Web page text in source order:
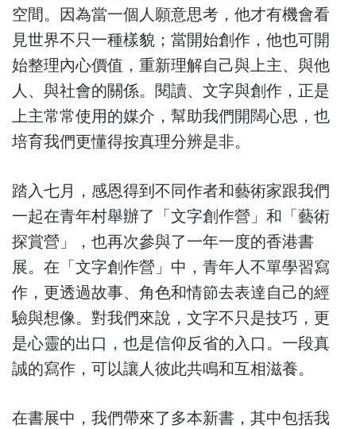
空間。因為當一個人願意思考，他才有機會看
見世界不只一種樣貌；當開始創作，他也可開
始整理內心價值，重新理解自己與上主、與他
人、與社會的關係。閱讀、文字與創作，正是
上主常常使用的媒介，幫助我們開闊心思，也
培育我們更懂得按真理分辨是非。
踏入七月，感恩得到不同作者和藝術家跟我們
一起在青年村舉辦了「文字創作營」和「藝術
探賞營」，也再次參與了一年一度的香港書
展。在「文字創作營」中，青年人不單學習寫
作，更透過故事、角色和情節去表達自己的經
驗與想像。對我們來說，文字不只是技巧，更
是心靈的出口，也是信仰反省的入口。一段真
誠的寫作，可以讓人彼此共鳴和互相滋養。
在書展中，我們帶來了多本新書，其中包括我